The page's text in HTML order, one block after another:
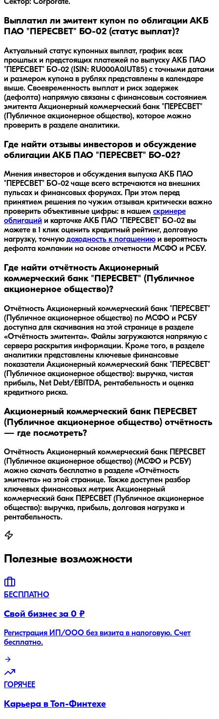
Сектор: Corporate.
Выплатил ли эмитент купон по облигации АКБ
ПАО "ПЕРЕСВЕТ" БО-02 (статус выплат)?
Актуальный статус купонных выплат, график всех
прошлых и предстоящих платежей по выпуску АКБ ПАО
"ПЕРЕСВЕТ" БО-02 (ISIN: RU000A0JUT85) с точными датами
и размером купона в рублях представлены в календаре
выше. Своевременность выплат и риск задержек
(дефолта) напрямую связаны с финансовым состоянием
эмитента Акционерный коммерческий банк "ПЕРЕСВЕТ"
(Публичное акционерное общество), которое можно
проверить в разделе аналитики.
Где найти отзывы инвесторов и обсуждение
облигации АКБ ПАО "ПЕРЕСВЕТ" БО-02?
Мнения инвесторов и обсуждения выпуска АКБ ПАО
"ПЕРЕСВЕТ" БО-02 чаще всего встречаются на внешних
пульсах и финансовых форумах. При этом перед
принятием решения по чужим отзывам критически важно
проверить объективные цифры: в нашем скринере
облигаций и карточке АКБ ПАО "ПЕРЕСВЕТ" БО-02 вы
можете в 1 клик оценить кредитный рейтинг, долговую
нагрузку, точную доходность к погашению и вероятность
дефолта компании на основе отчетности МСФО и РСБУ.
Где найти отчётность Акционерный
коммерческий банк "ПЕРЕСВЕТ" (Публичное
акционерное общество)?
Отчётность Акционерный коммерческий банк "ПЕРЕСВЕТ"
(Публичное акционерное общество) по МСФО и РСБУ
доступна для скачивания на этой странице в разделе
«Отчётность эмитента». Файлы загружаются напрямую с
сервера раскрытия информации. Кроме того, в разделе
аналитики представлены ключевые финансовые
показатели Акционерный коммерческий банк "ПЕРЕСВЕТ"
(Публичное акционерное общество): выручка, чистая
прибыль, Net Debt/EBITDA, рентабельность и оценка
кредитного риска.
Акционерный коммерческий банк ПЕРЕСВЕТ
(Публичное акционерное общество) отчётность
— где посмотреть?
Отчётность Акционерный коммерческий банк ПЕРЕСВЕТ
(Публичное акционерное общество) (МСФО и РСБУ)
можно скачать бесплатно в разделе «Отчётность
эмитента» на этой странице. Также доступен разбор
ключевых финансовых метрик Акционерный
коммерческий банк ПЕРЕСВЕТ (Публичное акционерное
общество): выручка, прибыль, долговая нагрузка и
рентабельность.
Полезные возможности
БЕСПЛАТНО
Свой бизнес за 0 ₽
Регистрация ИП/ООО без визита в налоговую. Счет
бесплатно.
ГОРЯЧЕЕ
Карьера в Топ-Финтехе